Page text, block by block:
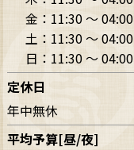
金： 11:30 〜 04:00
土： 11:30 〜 04:00
日： 11:30 〜 04:00
定休日
年中無休
平均予算[昼/夜]